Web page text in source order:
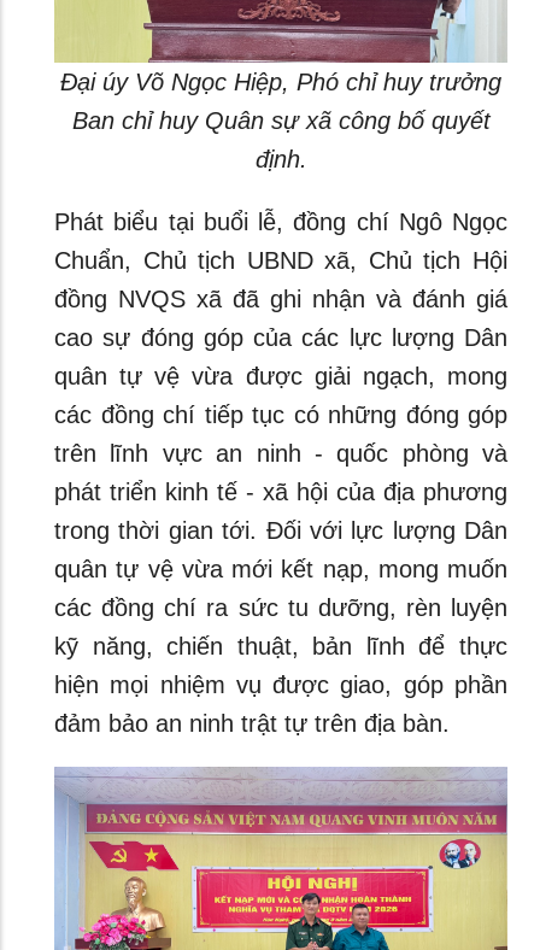
Đại úy Võ Ngọc Hiệp, Phó chỉ huy trưởng
Ban chỉ huy Quân sự xã công bố quyết
định.
Phát biểu tại buổi lễ, đồng chí Ngô Ngọc
Chuẩn, Chủ tịch UBND xã, Chủ tịch Hội
đồng NVQS xã đã ghi nhận và đánh giá
cao sự đóng góp của các lực lượng Dân
quân tự vệ vừa được giải ngạch, mong
các đồng chí tiếp tục có những đóng góp
trên lĩnh vực an ninh - quốc phòng và
phát triển kinh tế - xã hội của địa phương
trong thời gian tới. Đối với lực lượng Dân
quân tự vệ vừa mới kết nạp, mong muốn
các đồng chí ra sức tu dưỡng, rèn luyện
kỹ năng, chiến thuật, bản lĩnh để thực
hiện mọi nhiệm vụ được giao, góp phần
đảm bảo an ninh trật tự trên địa bàn.